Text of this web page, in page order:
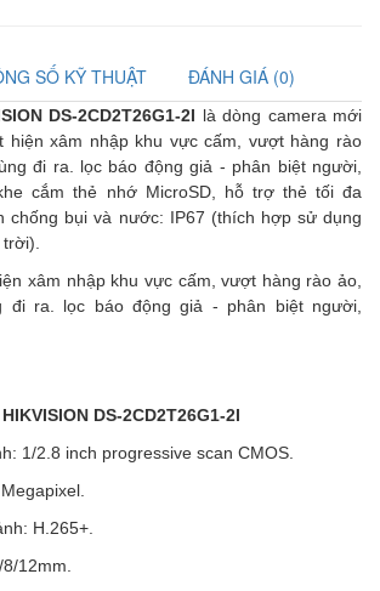
SỐ KỸ THUẬT ĐÁNH GIÁ (0)
DS-2CD2T26G1-2I là dòng camera mới
hiện xâm nhập khu vực cấm, vượt hàng rào
đi ra. lọc báo động giả - phân biệt người,
cắm thẻ nhớ MicroSD, hỗ trợ thẻ tối đa
chống bụi và nước: IP67 (thích hợp sử dụng
xâm nhập khu vực cấm, vượt hàng rào ảo,
đi ra. lọc báo động giả - phân biệt người,
DS-2CD2T26G1-2I
1/2.8 inch progressive scan CMOS.
H.265+.
12mm.